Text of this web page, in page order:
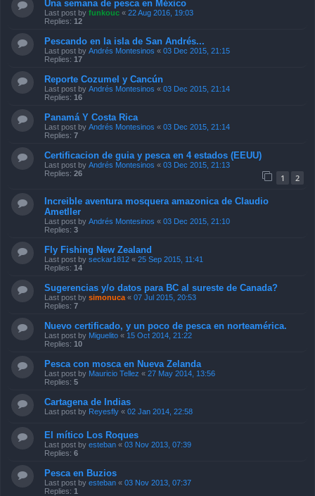
Una semana de pesca en México
Last post by funkouc « 22 Aug 2016, 19:03
Replies: 12
Pescando en la isla de San Andrés...
Last post by Andrés Montesinos « 03 Dec 2015, 21:15
Replies: 17
Reporte Cozumel y Cancún
Last post by Andrés Montesinos « 03 Dec 2015, 21:14
Replies: 16
Panamá Y Costa Rica
Last post by Andrés Montesinos « 03 Dec 2015, 21:14
Replies: 7
Certificacion de guia y pesca en 4 estados (EEUU)
Last post by Andrés Montesinos « 03 Dec 2015, 21:13
Replies: 26 1 2
Increible aventura mosquera amazonica de Claudio
Ametller
Last post by Andrés Montesinos « 03 Dec 2015, 21:10
Replies: 3
Fly Fishing New Zealand
Last post by seckar1812 « 25 Sep 2015, 11:41
Replies: 14
Sugerencias y/o datos para BC al sureste de Canada?
Last post by simonuca « 07 Jul 2015, 20:53
Replies: 7
Nuevo certificado, y un poco de pesca en norteamérica.
Last post by Miguelito « 15 Oct 2014, 21:22
Replies: 10
Pesca con mosca en Nueva Zelanda
Last post by Mauricio Tellez « 27 May 2014, 13:56
Replies: 5
Cartagena de Indias
Last post by Reyesfly « 02 Jan 2014, 22:58
El mítico Los Roques
Last post by esteban « 03 Nov 2013, 07:39
Replies: 6
Pesca en Buzios
Last post by esteban « 03 Nov 2013, 07:37
Replies: 1